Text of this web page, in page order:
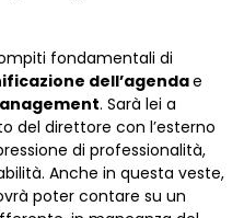
fondamentali di
dell’agendae
. Sarà lei a
del direttore con l’esterno
di professionalità,
Anche in questa veste,
poter contare su un